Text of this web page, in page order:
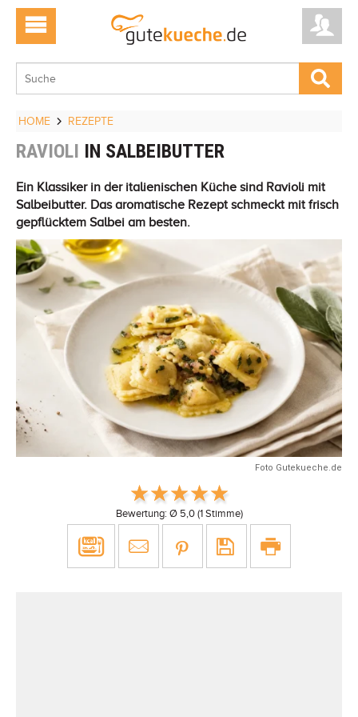
HOME REZEPTE
RAVIOLI IN SALBEIBUTTER
Ein Klassiker in der italienischen Küche sind Ravioli mit
Salbeibutter. Das aromatische Rezept schmeckt mit frisch
gepflücktem Salbei am besten.
Foto Gutekueche.de
Bewertung: Ø 5,0(1Stimme)